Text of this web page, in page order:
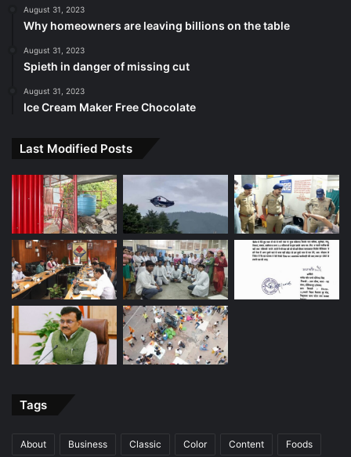
August 31, 2023
Why homeowners are leaving billions on the table
August 31, 2023
Spieth in danger of missing cut
August 31, 2023
Ice Cream Maker Free Chocolate
Last Modified Posts
Tags
About Business Classic Color Content Foods